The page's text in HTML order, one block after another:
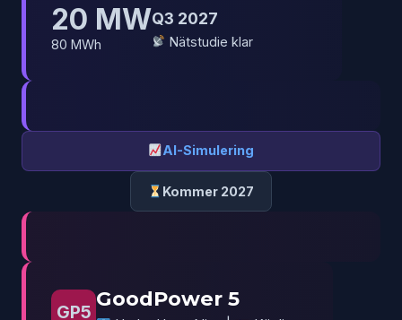
20 MW
80 MWh
Q3 2027
Nätstudie klar
AI-Simulering
Kommer 2027
GP5
GoodPower 5